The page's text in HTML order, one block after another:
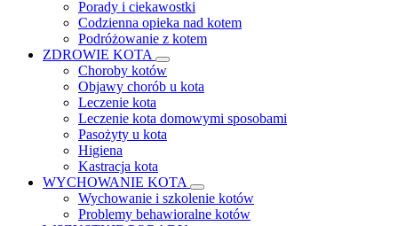
Porady i ciekawostki
Codzienna opieka nad kotem
Podróżowanie z kotem
ZDROWIE KOTA
Choroby kotów
Objawy chorób u kota
Leczenie kota
Leczenie kota domowymi sposobami
Pasożyty u kota
Higiena
Kastracja kota
WYCHOWANIE KOTA
Wychowanie i szkolenie kotów
Problemy behawioralne kotów